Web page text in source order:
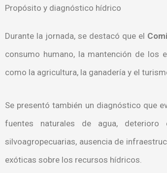
Propósito y diagnóstico hídrico
Durante la jornada, se destacó que el
consumo humano, la mantención de los
como la agricultura, la ganadería y el
Se presentó también un diagnóstico que
fuentes naturales de agua,
silvoagropecuarias, ausencia de
exóticas sobre los recursos hídricos.